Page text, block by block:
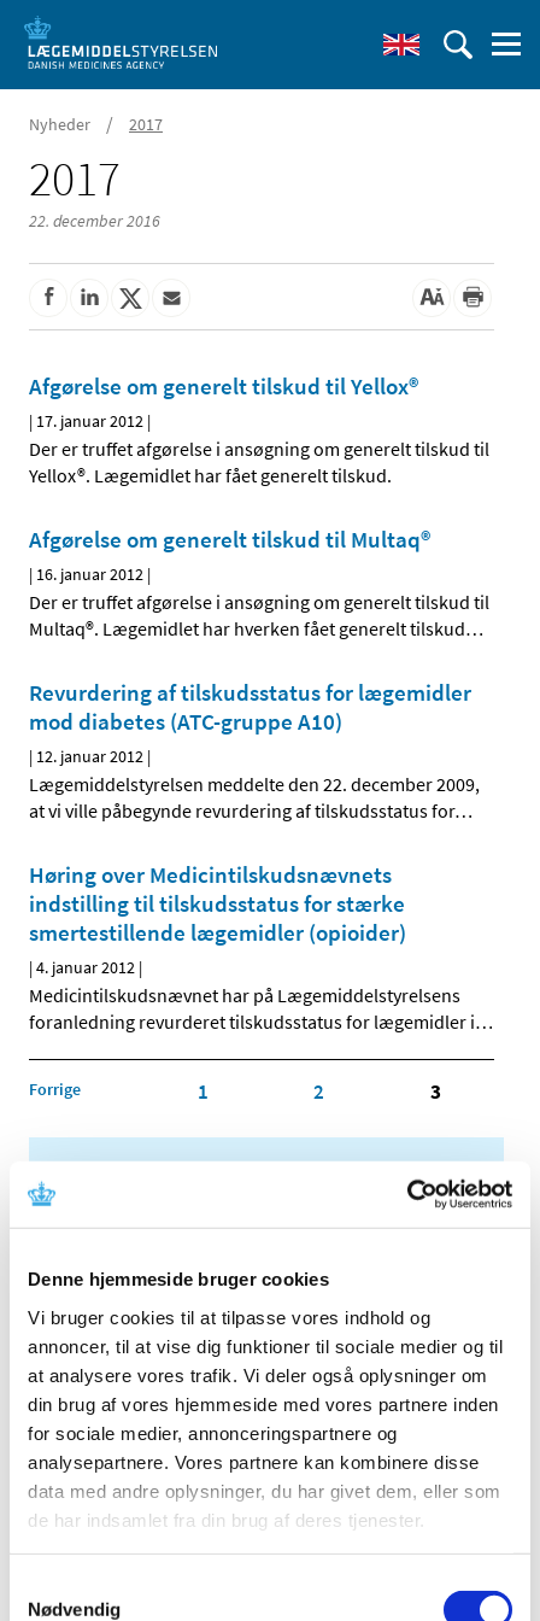
Denne hjemmeside bruger cookies
Vi bruger cookies til at tilpasse vores indhold og
annoncer, til at vise dig funktioner til sociale medier og til
at analysere vores trafik. Vi deler også oplysninger om
din brug af vores hjemmeside med vores partnere inden
for sociale medier, annonceringspartnere og
analysepartnere. Vores partnere kan kombinere disse
data med andre oplysninger, du har givet dem, eller som
de har indsamlet fra din brug af deres tjenester.
Nødvendig
Nyheder / 2017
2017
22. december 2016
Afgørelse om generelt tilskud til Yellox®
| 17. januar 2012 |
Der er truffet afgørelse i ansøgning om generelt tilskud til
Yellox®. Lægemidlet har fået generelt tilskud.
Afgørelse om generelt tilskud til Multaq®
| 16. januar 2012 |
Der er truffet afgørelse i ansøgning om generelt tilskud til
Multaq®. Lægemidlet har hverken fået generelt tilskud…
Revurdering af tilskudsstatus for lægemidler
mod diabetes (ATC-gruppe A10)
| 12. januar 2012 |
Lægemiddelstyrelsen meddelte den 22. december 2009,
at vi ville påbegynde revurdering af tilskudsstatus for…
Høring over Medicintilskudsnævnets
indstilling til tilskudsstatus for stærke
smertestillende lægemidler (opioider)
|4. januar 2012 |
Medicintilskudsnævnet har på Lægemiddelstyrelsens
foranledning revurderet tilskudsstatus for lægemidler i…
Forrige 1 2 3
2025 (158)
2024 (224)
2023 (195)
2022 (197)
2021 (516)
2020 (263)
2019 (159)
2018 (150)
2017 (167)